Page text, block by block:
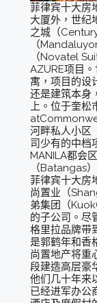
菲律宾十大房
大厦外，世纪
之城（
（
（Novatel
AZURE项目
寓，项目的设
还是建筑本身
上。位于奎松
河畔私人小区
司少有的中档
MANILA都会
（Batangas
菲律宾十大房
尚置业（
弟集团（
的子公司。尽
格里拉品牌带
是郭鹤年和香
尚置地产将重
段建造高层豪
他们几十年来
已经进军办公